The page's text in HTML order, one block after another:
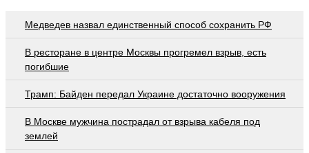
Медведев назвал единственный способ сохранить РФ
В ресторане в центре Москвы прогремел взрыв, есть
погибшие
Трамп: Байден передал Украине достаточно вооружения
В Москве мужчина пострадал от взрыва кабеля под
землей